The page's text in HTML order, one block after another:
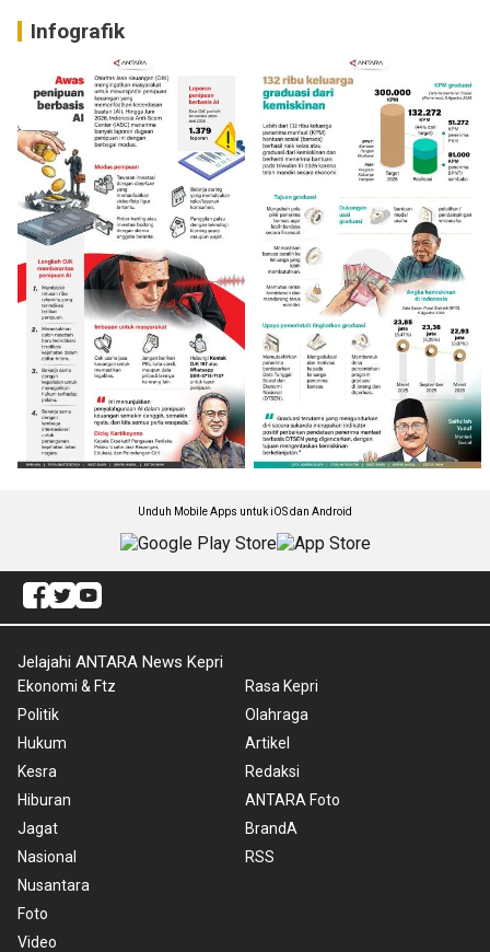
Infografik
Unduh Mobile Apps untuk iOS dan Android
Jelajahi ANTARA News Kepri
Ekonomi & Ftz
Politik
Hukum
Kesra
Hiburan
Jagat
Nasional
Nusantara
Foto
Video
Rasa Kepri
Olahraga
Artikel
Redaksi
ANTARA Foto
BrandA
RSS